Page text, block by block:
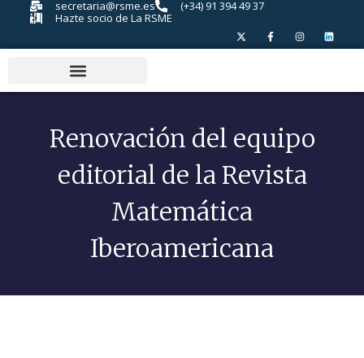
secretaria@rsme.es
(+34) 91 394 49 37
Hazte socio de La RSME
Renovación del equipo
editorial de la Revista
Matemática
Iberoamericana